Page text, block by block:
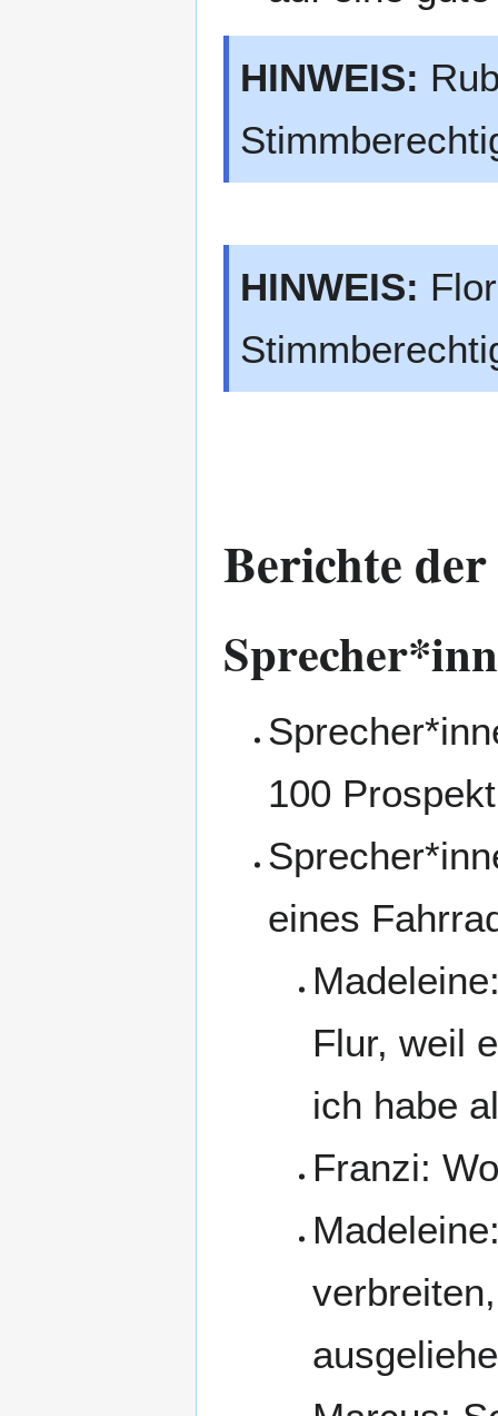
HINWEIS:
HINWEIS:
Berichte
100
eines
Flur, weil
ich habe
Franzi: